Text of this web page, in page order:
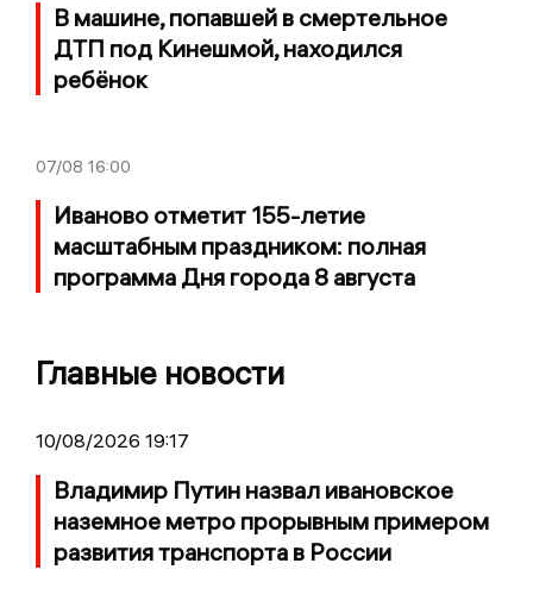
В машине, попавшей в смертельное
ДТП под Кинешмой, находился
ребёнок
07/08 16:00
Иваново отметит 155-летие
масштабным праздником: полная
программа Дня города 8 августа
Главные новости
10/08/2026 19:17
Владимир Путин назвал ивановское
наземное метро прорывным примером
развития транспорта в России